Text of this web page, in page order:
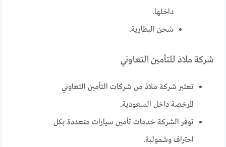
داخلها.
شحن البطارية.
شركة ملاذ للتأمين التعاوني
تعتبر شركة ملاذ من شركات التأمين التعاوني
المرخصة داخل السعودية.
توفر الشركة خدمات تأمين سيارات متعددة بكل
احتراف وشمولية.